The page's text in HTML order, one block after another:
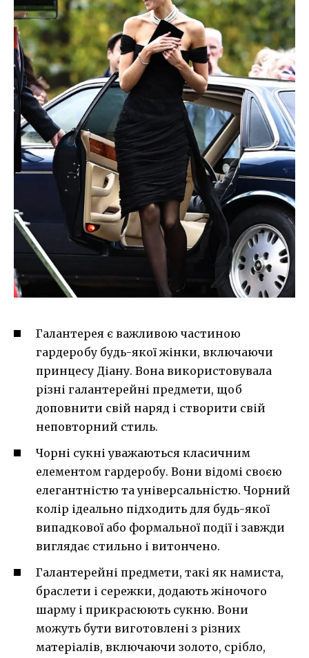
Галантерея є важливою частиною
гардеробу будь-якої жінки, включаючи
принцесу Діану. Вона використовувала
різні галантерейні предмети, щоб
доповнити свій наряд і створити свій
неповторний стиль.
Чорні сукні уважаються класичним
елементом гардеробу. Вони відомі своєю
елегантністю та універсальністю. Чорний
колір ідеально підходить для будь-якої
випадкової або формальної події і завжди
виглядає стильно і витончено.
Галантерейні предмети, такі як намиста,
браслети і сережки, додають жіночого
шарму і прикрасюють сукню. Вони
можуть бути виготовлені з різних
матеріалів, включаючи золото, срібло,